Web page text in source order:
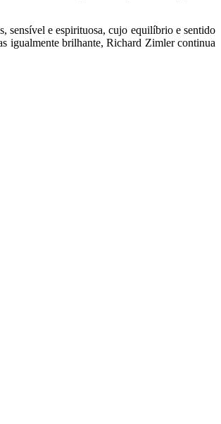
sensível e espirituosa, cujo equilíbrio e sentido
igualmente brilhante, Richard Zimler continua